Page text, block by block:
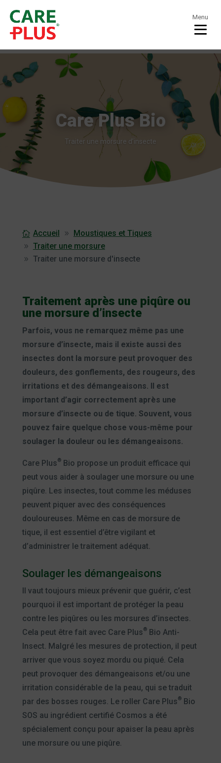
Menu
Care Plus Bio
Traiter une morsure d’insecte
Accueil
Moustiques et Tiques
Traiter une morsure
Traiter une morsure d'insecte
Traitement après une piqûre ou
une morsure d’insecte
Parfois, vous ne remarquez même pas une
morsure d’insecte, mais il existe aussi des
insectes dont la morsure peut provoquer des
douleurs, des gonflements, des rougeurs, des
irritations et des démangeaisons. Il est
important d’agir correctement après une
morsure d’insecte ou de tique. Souvent, vous
pouvez faire quelque chose vous-même pour
soulager la douleur ou les démangeaisons.
Care Plus®Bio propose un produit efficace qui
peut vous aider à soulager une morsure ou une
piqûre. Les insectes, tout comme les méduses
peuvent piquer avec des conséquences
douloureuses. Même en cas de morsure de
tique, il est essentiel d’être vigilant et
d’administrer le traitement adéquat.
Soulager les démangeaisons
Il vaut toujours mieux prévenir que guérir, c’est
pourquoi il est important de protéger la peau
contre les piqûres ou les morsures d’insectes.
Cela peut être fait avec Care Plus®Bio Anti-
Insect. Malgré les mesures de protection, il peut
arriver que vous soyez mordu ou piqué. Cela
peut provoquer des démangeaisons et/ou une
irritation considérable de la peau, qui se traduit
par des bosses rouges. Le roller Care Plus®Bio
SOS au ingrédient certifié Cosmos a été
spécialement conçu pour apaiser la peau après
une morsure ou une piqûre.